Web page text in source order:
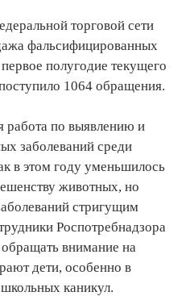
торговой сети
фальсифицированных
полугодие текущего
1064 обращения.
работа по выявлению и
заболеваний среди
в этом году уменьшилось
животных, но
стригущим
Роспотребнадзора
внимание на
дети, особенно в
каникул.